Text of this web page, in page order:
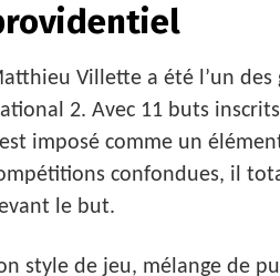
Villette a été l’un
2. Avec 11 buts
imposé comme un
confondues, il
le but.
style de jeu, mélange de